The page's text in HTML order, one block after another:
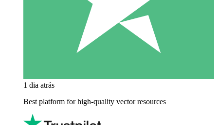
1 dia atrás
Best platform for high-quality vector resources